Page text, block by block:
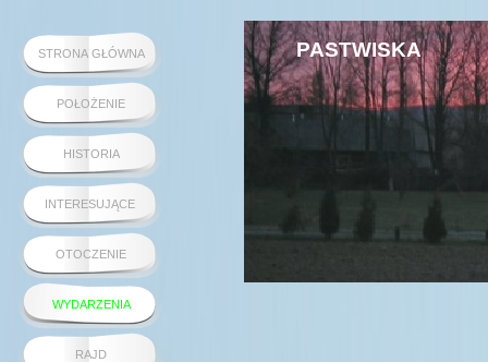
PASTWISKA
STRONA GŁÓWNA
POŁOŻENIE
HISTORIA
INTERESUJĄCE
OTOCZENIE
WYDARZENIA
RAJD